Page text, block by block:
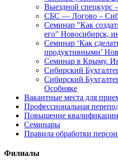
Выездной спецкурс
СБС — Логово –
Семинар "Как
его" Новосибирск,
Семинар ‘Как
продуктивными’
Семинар в Крыму.
Сибирский
Сибирский
Особняке
Вакантные места для
Профессиональная
Повышение квалификации
Семинары
Правила обработки
Филиалы